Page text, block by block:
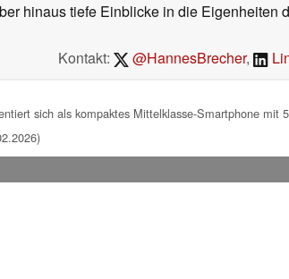
hinaus tiefe Einblicke in die Eigenheiten
Kontakt:
@HannesBrecher,
sich als kompaktes Mittelklasse-Smartphone mit